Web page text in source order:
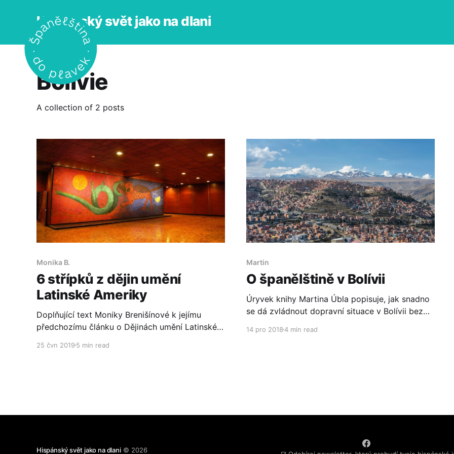
Hispánský svět jako na dlani
Bolívie
A collection of 2 posts
Monika B.
6 střípků z dějin umění
Latinské Ameriky
Doplňující text Moniky Brenišínové k jejímu
předchozímu článku o Dějinách umění Latinské
období i míst.
25 čvn 2019 5 min read
Martin
O španělštině v Bolívii
Úryvek knihy Martina Úbla popisuje, jak snadno
se dá zvládnout dopravní situace v Bolívii bez
14 pro 20184 min read
Hispánský svět jako na dlani© 2026